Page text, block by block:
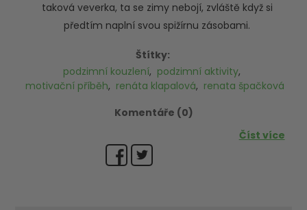
taková veverka, ta se zimy nebojí, zvláště když si
předtím naplní svou spižírnu zásobami.
Štítky:
podzimní kouzlení, podzimní aktivity,
motivační příběh, renáta klapalová, renata špačková
Komentáře (0)
Číst více